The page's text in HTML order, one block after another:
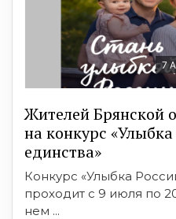
7
Жителей Брянской
на конкурс
единства»
Конкурс «Улыбка
проходит с 9 июля по
нем ...